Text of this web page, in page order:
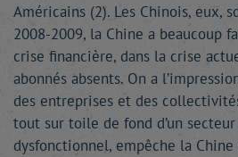
Américains (2). Les Chinois, eux,
2008-2009, la Chine a beaucoup
crise financière, dans la crise
abonnés absents. On a
des entreprises et des
tout sur toile de fond d’un
dysfonctionnel, empêche la